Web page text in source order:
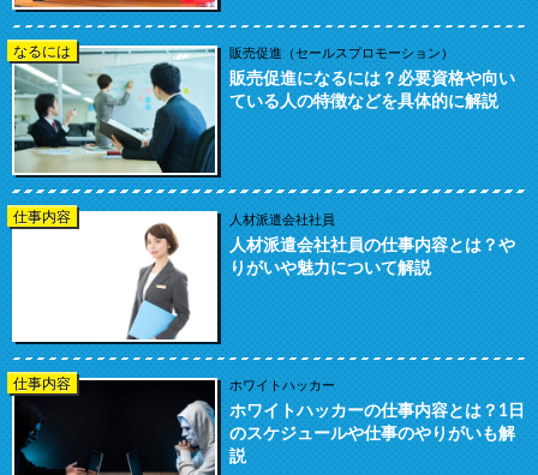
なるには 販売促進（セールスプロモーション）
販売促進になるには？必要資格や向い
ている人の特徴などを具体的に解説
仕事内容 人材派遣会社社員
人材派遣会社社員の仕事内容とは？や
りがいや魅力について解説
仕事内容 ホワイトハッカー
ホワイトハッカーの仕事内容とは？1日
のスケジュールや仕事のやりがいも解
説